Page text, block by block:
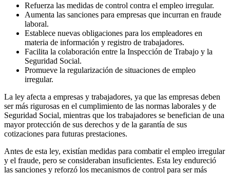
Refuerza las medidas de control contra el empleo irregular.
Aumenta las sanciones para empresas que incurran en fraude
laboral.
Establece nuevas obligaciones para los empleadores en
materia de información y registro de trabajadores.
Facilita la colaboración entre la Inspección de Trabajo y la
Seguridad Social.
Promueve la regularización de situaciones de empleo
irregular.
La ley afecta a empresas y trabajadores, ya que las empresas deben
ser más rigurosas en el cumplimiento de las normas laborales y de
Seguridad Social, mientras que los trabajadores se benefician de una
mayor protección de sus derechos y de la garantía de sus
cotizaciones para futuras prestaciones.
Antes de esta ley, existían medidas para combatir el empleo irregular
y el fraude, pero se consideraban insuficientes. Esta ley endureció
las sanciones y reforzó los mecanismos de control para ser más